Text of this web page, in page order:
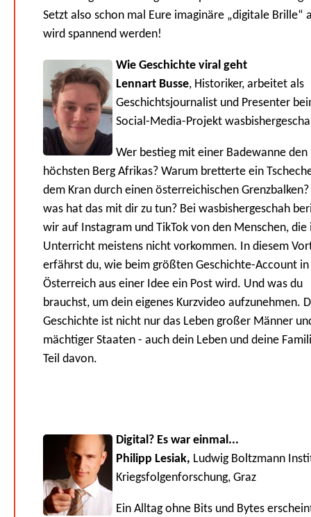
Setzt also schon mal Eure imaginäre „digitale Brille“
wird spannend werden!
Wie Geschichte viral geht
Lennart Busse, Historiker, arbeitet als
Geschichtsjournalist und Presenter
Social-Media-Projekt
Wer bestieg mit einer Badewanne den
höchsten Berg Afrikas? Warum bretterte ein
dem Kran durch einen österreichischen
was hat das mit dir zu tun? Bei wasbishergeschah
wir auf Instagram und TikTok von den Menschen, die
Unterricht meistens nicht vorkommen. In diesem
erfährst du, wie beim größten Geschichte-Account in
Österreich aus einer Idee ein Post wird. Und was du
brauchst, um dein eigenes Kurzvideo aufzunehmen.
Geschichte ist nicht nur das Leben großer Männer
mächtiger Staaten - auch dein Leben und deine
Teil davon.
Digital? Es war einmal...
Philipp Lesiak, Ludwig Boltzmann
Kriegsfolgenforschung, Graz
Ein Alltag ohne Bits und Bytes